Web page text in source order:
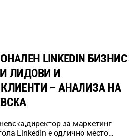
LINKEDIN БИЗНИС
ЛИДОВИ И
– АНАЛИЗА НА
за маркетинг
LinkedIn е одлично место…